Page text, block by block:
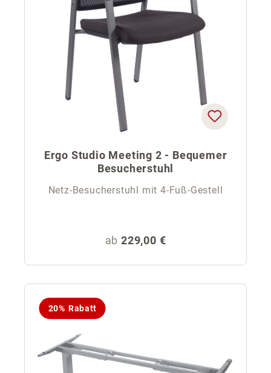
Ergo Studio Meeting 2 - Bequemer
Besucherstuhl
Netz-Besucherstuhl mit 4-Fuß-Gestell
Regulärer Preis:
ab 229,00 €
20% Rabatt